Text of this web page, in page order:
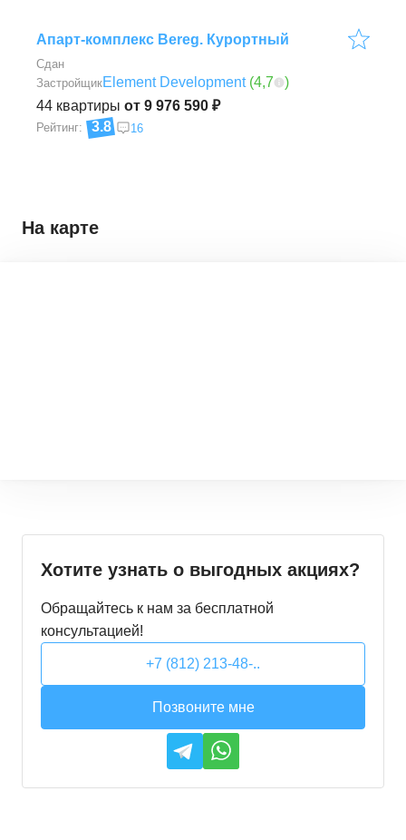
Апарт-комплекс Bereg. Курортный
Сдан
44 квартиры от 9 976 590 ₽
ЗастройщикElement Development (4,7 )
Рейтинг: 3.8 16
На карте
Хотите узнать о выгодных акциях?
Обращайтесь к нам за бесплатной
консультацией!
+7 (812) 213-48-..
Позвоните мне